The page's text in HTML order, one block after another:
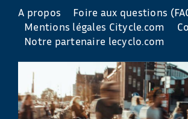
A propos
Foire aux questions
Mentions légales Citycle.com
Notre partenaire lecyclo.com